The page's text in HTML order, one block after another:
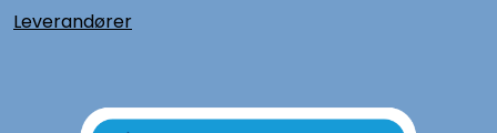
Leverandører